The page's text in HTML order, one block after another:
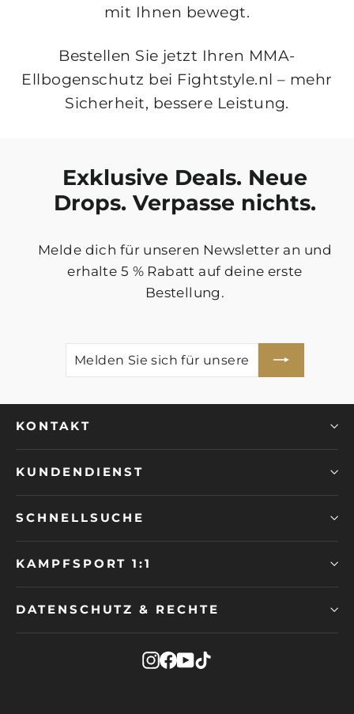
mit Ihnen bewegt.
Bestellen Sie jetzt Ihren MMA-
Ellbogenschutz bei Fightstyle.nl – mehr
Sicherheit, bessere Leistung.
Exklusive Deals. Neue
Drops. Verpasse nichts.
Melde dich für unseren Newsletter an und
erhalte 5 % Rabatt auf deine erste
Bestellung.
SIE
MAILINGLISTE
KONTAKT
KUNDENDIENST
SCHNELLSUCHE
KAMPFSPORT 1:1
DATENSCHUTZ & RECHTE
Instagram
Facebook
YouTube